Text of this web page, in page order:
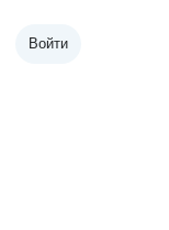
Войти